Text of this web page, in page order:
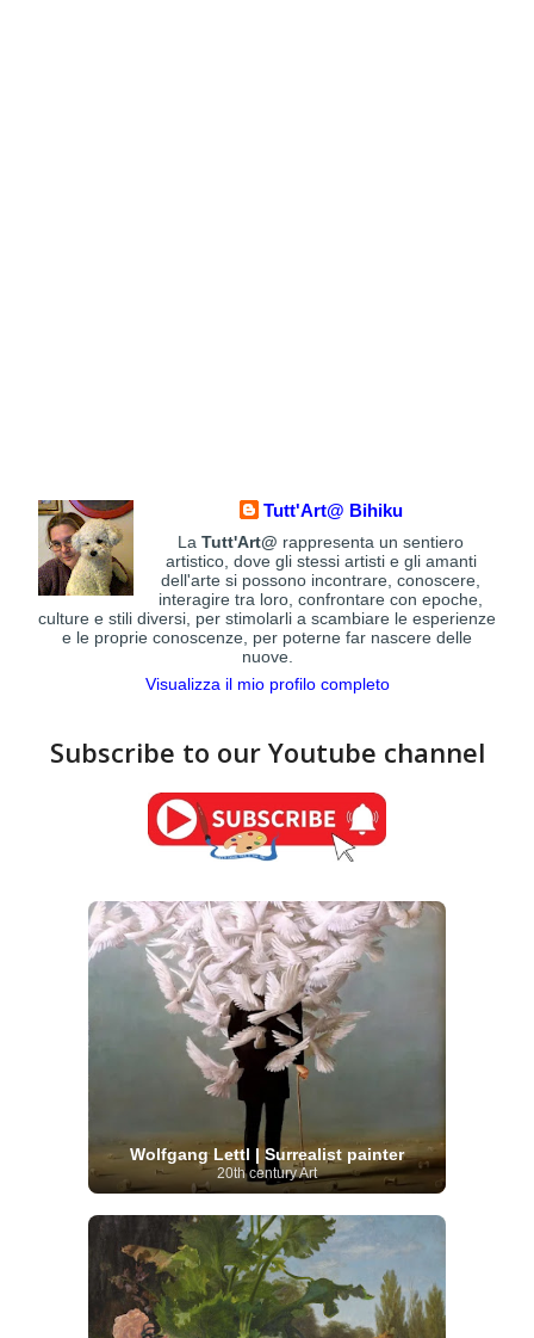
Tutt'Art@ Bihiku
LaTutt'Art@ rappresenta un sentiero
artistico, dove gli stessi artisti e gli amanti
dell'arte si possono incontrare, conoscere,
interagire tra loro, confrontare con epoche,
culture e stili diversi, per stimolarli a scambiare le esperienze
e le proprie conoscenze, per poterne far nascere delle
nuove.
Visualizza il mio profilo completo
Subscribe to our Youtube channel
Wolfgang Lettl | Surrealist painter
20th century Art